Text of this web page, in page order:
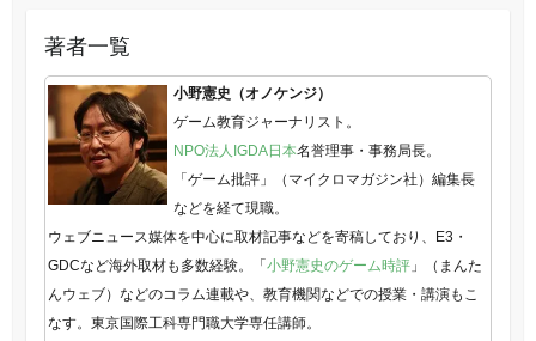
著者一覧
小野憲史（オノケンジ）
ゲーム教育ジャーナリスト。
NPO法人IGDA日本名誉理事・事務局長。
「ゲーム批評」（マイクロマガジン社）編集長
などを経て現職。
ウェブニュース媒体を中心に取材記事などを寄稿しており、E3・
GDCなど海外取材も多数経験。「小野憲史のゲーム時評」（まんた
んウェブ）などのコラム連載や、教育機関などでの授業・講演もこ
なす。東京国際工科専門職大学専任講師。